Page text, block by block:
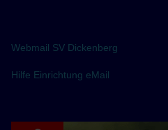
Webmail SV Dickenberg
Hilfe Einrichtung eMail